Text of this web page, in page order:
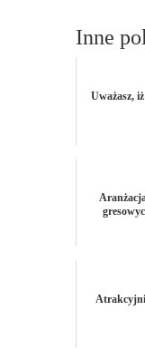
Inne
Uważasz,